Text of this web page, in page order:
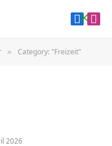
» Category: "Freizeit"
2026